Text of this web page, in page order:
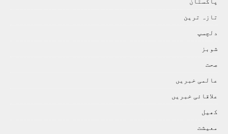
تازہ ترين
دلچسپ
شوبز
صحت
عالمی خبريں
علاقائی خبريں
کھيل
معيشت